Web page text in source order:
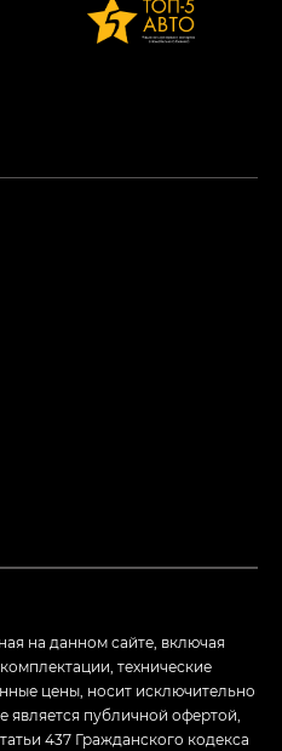
на данном сайте, включая
технические
цены, носит исключительно
является публичной офертой,
437 Гражданского кодекса